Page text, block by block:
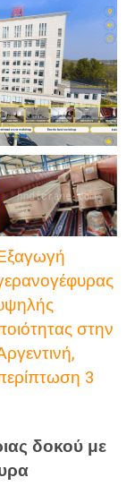
στην
3
δοκού με